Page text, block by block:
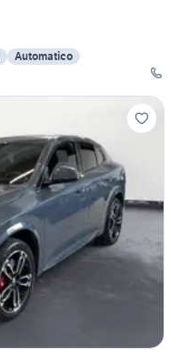
Automatico